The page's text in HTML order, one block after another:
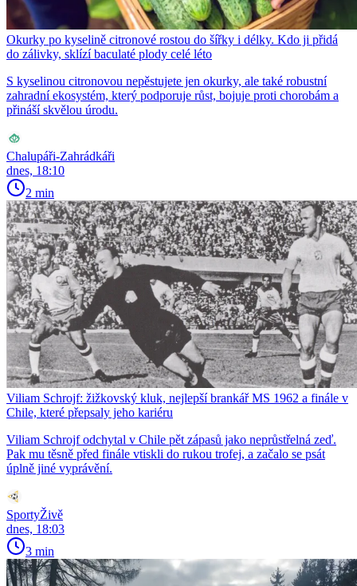
Okurky po kyselině citronové rostou do šířky i délky. Kdo ji přidá
do zálivky, sklízí baculaté plody celé léto
S kyselinou citronovou nepěstujete jen okurky, ale také robustní
zahradní ekosystém, který podporuje růst, bojuje proti chorobám a
přináší skvělou úrodu.
Chalupáři-Zahrádkáři
dnes, 18:10
2 min
Viliam Schrojf: žižkovský kluk, nejlepší brankář MS 1962 a finále v
Chile, které přepsaly jeho kariéru
Viliam Schrojf odchytal v Chile pět zápasů jako neprůstřelná zeď.
Pak mu těsně před finále vtiskli do rukou trofej, a začalo se psát
úplně jiné vyprávění.
SportyŽivě
dnes, 18:03
3 min